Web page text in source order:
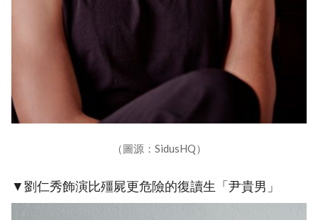
（圖源：SidusHQ）
▼劉仁秀飾演比殭屍更危險的復讀生「尹貴男」